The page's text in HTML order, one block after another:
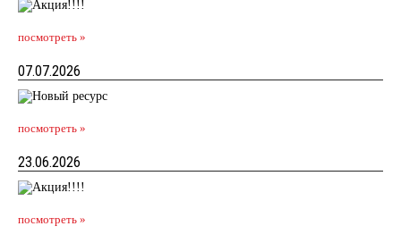
посмотреть »
07.07.2026
посмотреть »
23.06.2026
посмотреть »